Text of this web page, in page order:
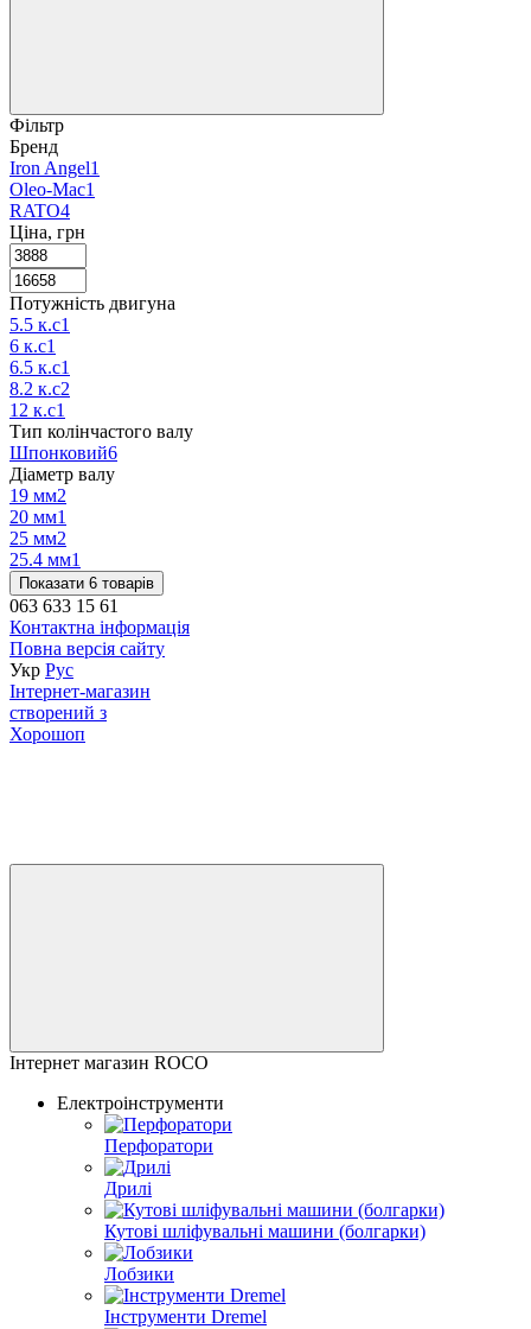
Фільтр
Бренд
Iron Angel1
Oleo-Mac1
RATO4
Ціна, грн
Потужність двигуна
5.5 к.с1
6 к.с1
6.5 к.с1
8.2 к.с2
12 к.с1
Тип колінчастого валу
Шпонковий6
Діаметр валу
19 мм2
20 мм1
25 мм2
25.4 мм1
Показати 6 товарів
063 633 15 61
Контактна інформація
Повна версія сайту
Укр Рус
Інтернет-магазин
створений з
Хорошоп
Інтернет магазин ROCO
Електроінструменти
Перфоратори
Дрилі
Кутові шліфувальні машини (болгарки)
Лобзики
Інструменти Dremel